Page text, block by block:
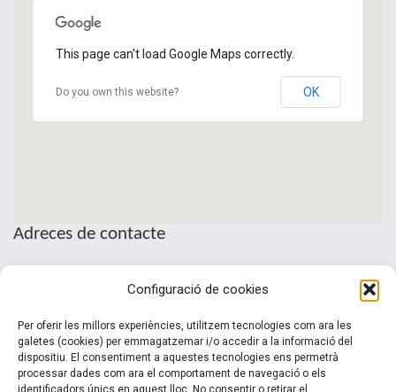
Configuració de cookies
Per oferir les millors experiències, utilitzem tecnologies com ara les
galetes (cookies) per emmagatzemar i/o accedir a la informació del
dispositiu. El consentiment a aquestes tecnologies ens permetrà
processar dades com ara el comportament de navegació o els
identificadors únics en aquest lloc. No consentir o retirar el
This page can't load Google Maps correctly.
Do you own this website? OK
Adreces de contacte
Telèfon: (+34) 937 361 100
clubinternacionalitzacio@cecot.org.